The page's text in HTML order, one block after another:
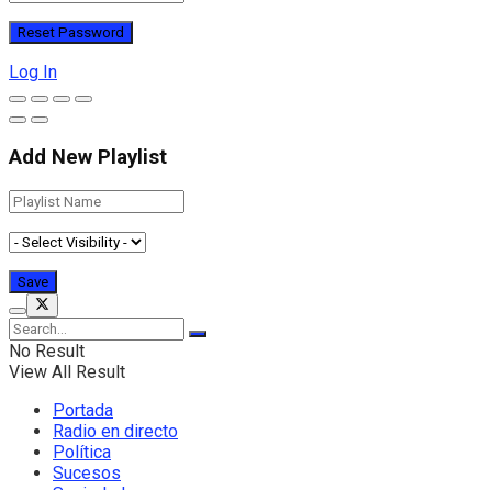
Log In
Add New Playlist
No Result
View All Result
Portada
Radio en directo
Política
Sucesos